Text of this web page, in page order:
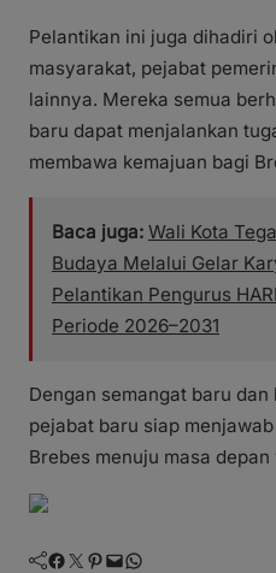
Pelantikan ini juga dihadiri
masyarakat, pejabat
lainnya. Mereka semua
baru dapat menjalankan
membawa kemajuan bagi
Baca juga: Wali Kota
Budaya Melalui Gelar
Pelantikan Pengurus
Periode 2026–2031
Dengan semangat baru
pejabat baru siap
Brebes menuju masa
Facebook Twitter Pinterest Mail WhatsApp